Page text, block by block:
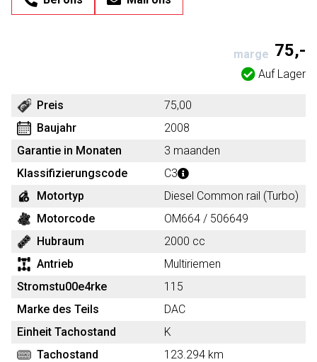
marge 75,-
Auf Lager
Preis
75,00
Baujahr
2008
Garantie in Monaten
3 maanden
Klassifizierungscode
C3
Motortyp
Diesel Common rail (Turbo)
Motorcode
OM664 / 506649
Hubraum
2000 cc
Antrieb
Multiriemen
Stromstu00e4rke
115
Marke des Teils
DAC
Einheit Tachostand
K
Tachostand
123.294 km